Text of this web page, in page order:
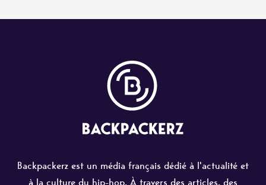
Backpackerz est un média français dédié à l'actualité et
à la culture du hip-hop. À travers des articles, des